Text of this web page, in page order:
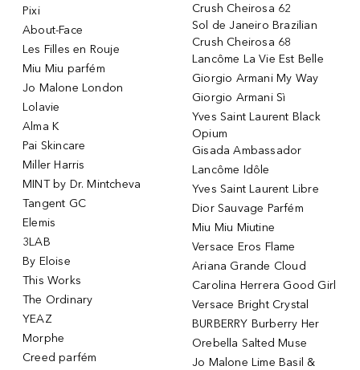
Pixi
About-Face
Les Filles en Rouje
Miu Miu parfém
Jo Malone London
Lolavie
Alma K
Pai Skincare
Miller Harris
MINT by Dr. Mintcheva
Tangent GC
Elemis
3LAB
By Eloise
This Works
The Ordinary
YEAZ
Morphe
Creed parfém
Crush Cheirosa 62
Sol de Janeiro Brazilian
Crush Cheirosa 68
Lancôme La Vie Est Belle
Giorgio Armani My Way
Giorgio Armani Sì
Yves Saint Laurent Black
Opium
Gisada Ambassador
Lancôme Idôle
Yves Saint Laurent Libre
Dior Sauvage Parfém
Miu Miu Miutine
Versace Eros Flame
Ariana Grande Cloud
Carolina Herrera Good Girl
Versace Bright Crystal
BURBERRY Burberry Her
Orebella Salted Muse
Jo Malone Lime Basil &